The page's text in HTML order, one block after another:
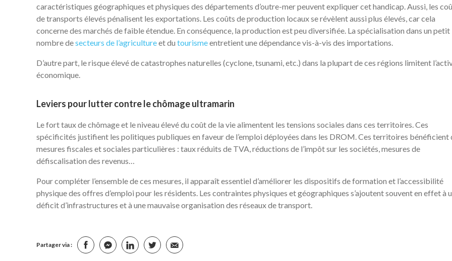
caractéristiques géographiques et physiques des départements d’outre-mer peuvent expliquer cet handicap. Aussi, les
de transports élevés pénalisent les exportations. Les coûts de production locaux se révèlent aussi plus élevés, car cela
concerne des marchés de faible étendue. En conséquence, la production est peu diversifiée. La spécialisation dans un petit
nombre desecteurs de l’agricultureet du tourismeentretient une dépendance vis-à-vis des importations.
D’autre part, le risque élevé de catastrophes naturelles (cyclone, tsunami, etc.) dans la plupart de ces régions limitent
économique.
Leviers pour lutter contre le chômage ultramarin
Le fort taux de chômage et le niveau élevé du coût de la vie alimentent les tensions sociales dans ces territoires. Ces
spécificités justifient les politiques publiques en faveur de l’emploi déployées dans les DROM. Ces territoires bénéficient
mesures fiscales et sociales particulières : taux réduits de TVA, réductions de l’impôt sur les sociétés, mesures de
défiscalisation des revenus…
Pour compléter l’ensemble de ces mesures, il apparaît essentiel d’améliorer les dispositifs de formation et l’accessibilité
physique des offres d’emploi pour les résidents. Les contraintes physiques et géographiques s’ajoutent souvent en effet à
déficit d’infrastructures et à une mauvaise organisation des réseaux de transport.
Partager via :